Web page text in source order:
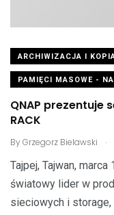
ARCHIWIZACJA I
PAMIĘCI MASOWE -
QNAP prezentuje
RACK
ByGrzegorz Bielawski .
Tajpej, Tajwan,
światowy lider w
sieciowych i